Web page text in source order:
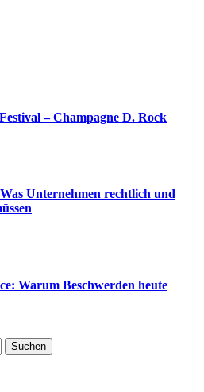
– Champagne D. Rock
Unternehmen rechtlich und
Warum Beschwerden heute